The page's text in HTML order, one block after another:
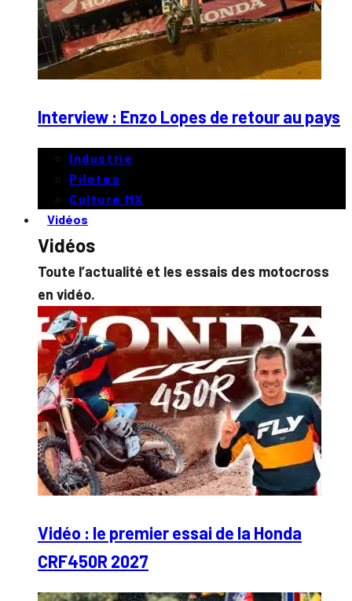
Interview : Enzo Lopes de retour au pays
Industrie
Pilotes
Culture MX
Vidéos
Vidéos
Toute l’actualité et les essais des motocross
en vidéo.
Vidéo : le premier essai de la Honda
CRF450R 2027